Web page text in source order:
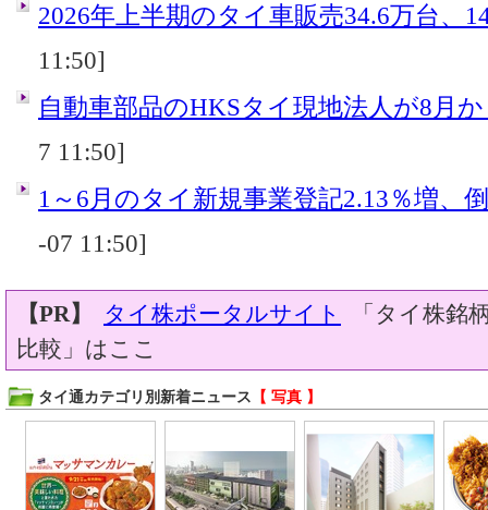
2026年上半期のタイ車販売34.6万台、
11:50]
自動車部品のHKSタイ現地法人が8月
7 11:50]
1～6月のタイ新規事業登記2.13％増、
-07 11:50]
【PR】 タイ株ポータルサイト
「タイ株銘
比較」はここ
タイ通カテゴリ別新着ニュース 【 写真 】